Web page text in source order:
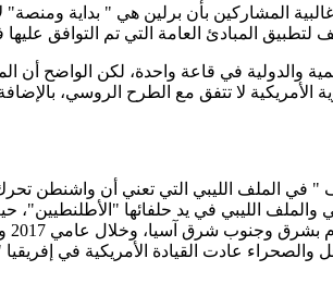
المشاركين بأن برلين هي " بداية
المبادئ العامة التي تم التوافق عليها
والدولية في قاعة واحدة، لكن الواضح
لا تتفق مع الطرح الروسي،
القيادة من الخلف " في الملف الليبي التي تعني
، وتركت مهمة إسقاط القذافي والملف الليبي في يد
عادت القيادة الأمريكية في إفريقيا